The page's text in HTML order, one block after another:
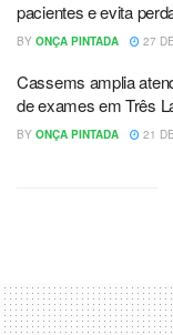
pacientes e evita
BY ONÇA PINTADA 27
Cassems amplia
de exames em Três
BY ONÇA PINTADA 21